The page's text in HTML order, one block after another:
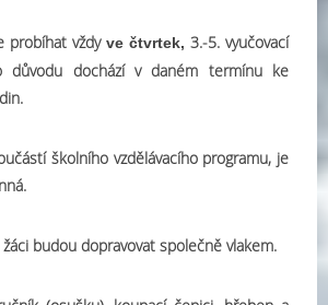
probíhat vždy ve čtvrtek, 3.-5. vyučovací
důvodu dochází v daném termínu ke
školního vzdělávacího programu, je
žáci budou dopravovat společně vlakem.